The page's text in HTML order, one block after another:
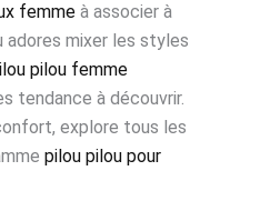
femme à associer à
adores mixer les styles
pilou femme
tendance à découvrir.
explore tous les
pilou pilou pour